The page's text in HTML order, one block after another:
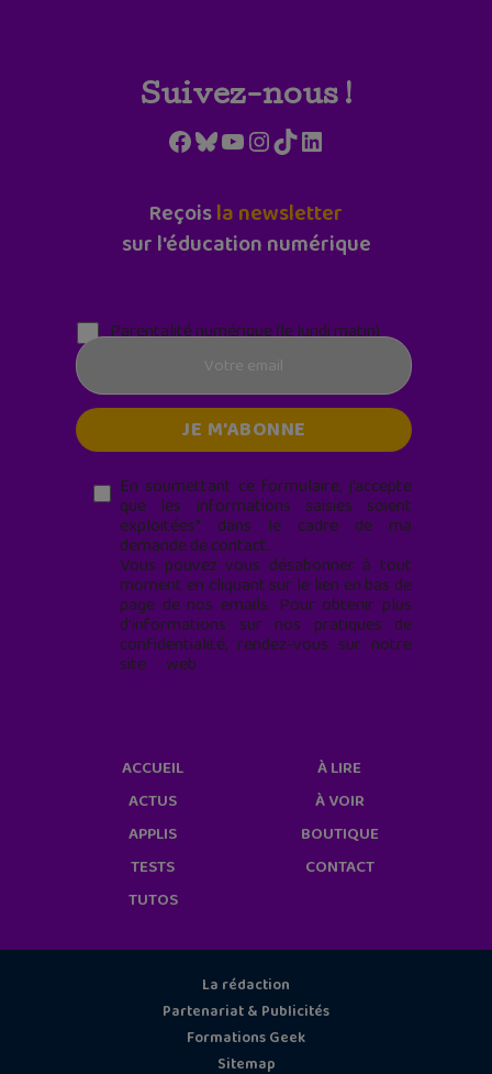
Suivez-nous !
Facebook
Bluesky
YouTube
Instagram
TikTokLinkedIn
Reçoisla newsletter
sur l'éducation numérique
Parentalité numérique (le lundi matin)
En soumettant ce formulaire, j’accepte
que les informations saisies soient
exploitées* dans le cadre de ma
demande de contact.
Vous pouvez vous désabonner à tout
moment en cliquant sur le lien en bas de
page de nos emails. Pour obtenir plus
d'informations sur nos pratiques de
confidentialité, rendez-vous sur notre
site web
ACCUEIL
ACTUS
APPLIS
TESTS
TUTOS
À LIRE
À VOIR
BOUTIQUE
CONTACT
La rédaction
Partenariat & Publicités
Formations Geek
Sitemap